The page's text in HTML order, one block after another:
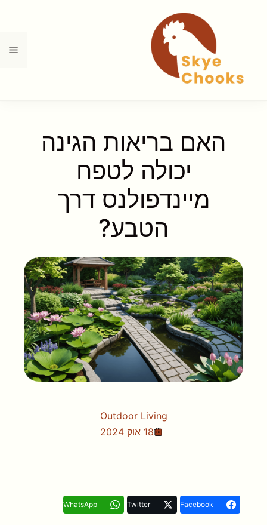
האם בריאות הגינה
יכולה לטפח
מיינדפולנס דרך
הטבע?
Outdoor Living
18 אוק 2024
Facebook
Twitter
WhatsApp